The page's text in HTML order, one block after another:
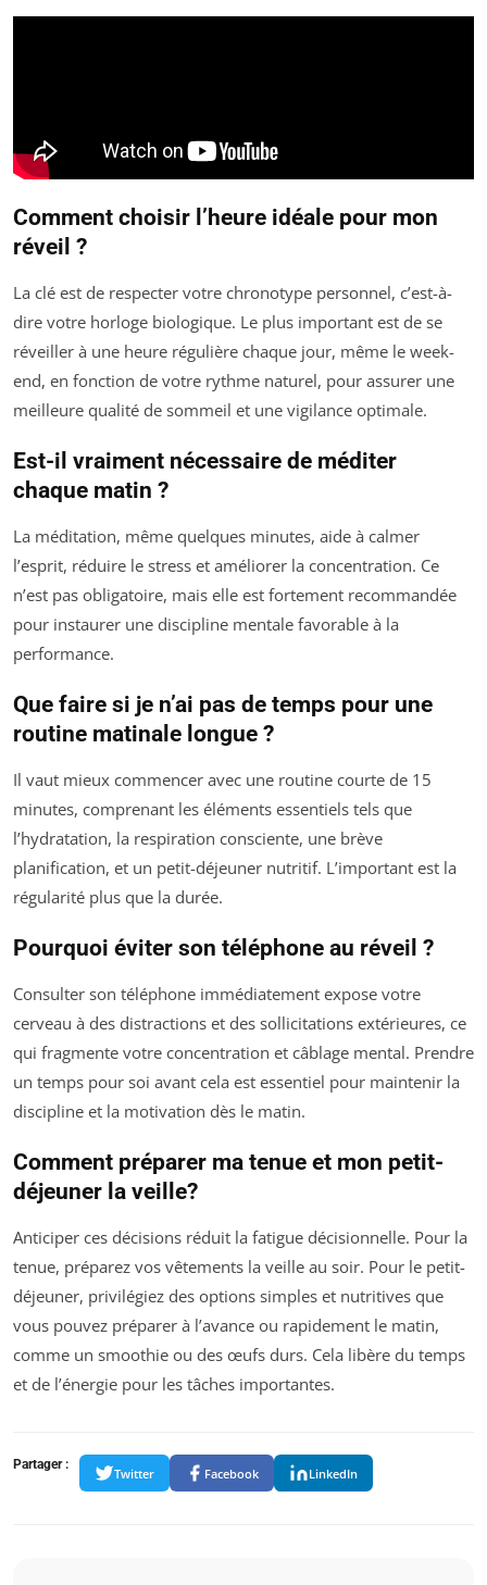
Comment choisir l’heure idéale pour mon
réveil ?
La clé est de respecter votre chronotype personnel, c’est-à-
dire votre horloge biologique. Le plus important est de se
réveiller à une heure régulière chaque jour, même le week-
end, en fonction de votre rythme naturel, pour assurer une
meilleure qualité de sommeil et une vigilance optimale.
Est-il vraiment nécessaire de méditer
chaque matin ?
La méditation, même quelques minutes, aide à calmer
l’esprit, réduire le stress et améliorer la concentration. Ce
n’est pas obligatoire, mais elle est fortement recommandée
pour instaurer une discipline mentale favorable à la
performance.
Que faire si je n’ai pas de temps pour une
routine matinale longue ?
Il vaut mieux commencer avec une routine courte de 15
minutes, comprenant les éléments essentiels tels que
l’hydratation, la respiration consciente, une brève
planification, et un petit-déjeuner nutritif. L’important est la
régularité plus que la durée.
Pourquoi éviter son téléphone au réveil ?
Consulter son téléphone immédiatement expose votre
cerveau à des distractions et des sollicitations extérieures, ce
qui fragmente votre concentration et câblage mental. Prendre
un temps pour soi avant cela est essentiel pour maintenir la
discipline et la motivation dès le matin.
Comment préparer ma tenue et mon petit-
déjeuner la veille?
Anticiper ces décisions réduit la fatigue décisionnelle. Pour la
tenue, préparez vos vêtements la veille au soir. Pour le petit-
déjeuner, privilégiez des options simples et nutritives que
vous pouvez préparer à l’avance ou rapidement le matin,
comme un smoothie ou des œufs durs. Cela libère du temps
et de l’énergie pour les tâches importantes.
Partager :
Twitter Facebook LinkedIn